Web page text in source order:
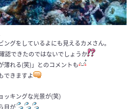
グをしているよにも見えるカメさん。
認できたのではないでしょうか
薄れる(笑)」とのコメントも
できますよ
ッキングな光景が(笑)
目が